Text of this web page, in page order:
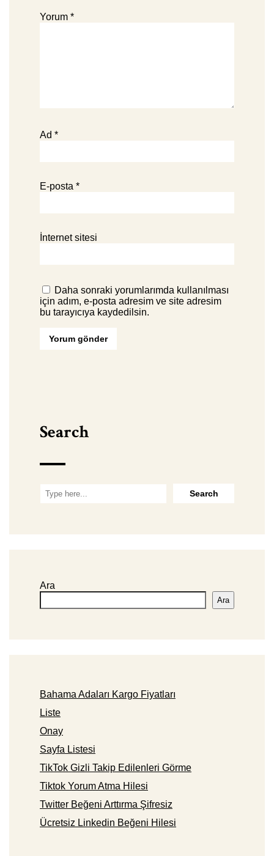
Yorum *
Ad *
E-posta *
İnternet sitesi
Daha sonraki yorumlarımda kullanılması
için adım, e-posta adresim ve site adresim
bu tarayıcıya kaydedilsin.
Search
Ara
Ara
Bahama Adaları Kargo Fiyatları
Liste
Onay
Sayfa Listesi
TikTok Gizli Takip Edilenleri Görme
Tiktok Yorum Atma Hilesi
Twitter Beğeni Arttırma Şifresiz
Ücretsiz Linkedin Beğeni Hilesi